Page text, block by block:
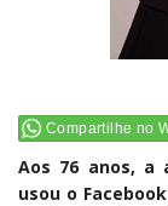
Compartilhe no
Aos 76 anos, a
usou o